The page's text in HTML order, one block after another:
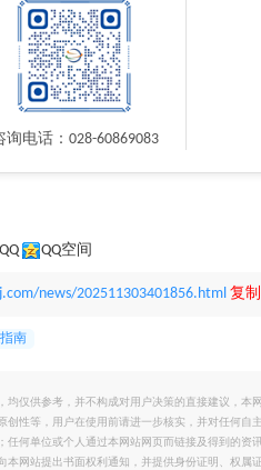
询电话：028-60869083
QQ QQ空间
news/202511303401856.html 复
南
均仅供参考，并不构成对用户决策的直接建议，
创性等，用户在使用前请进一步核实，并对任何
任何单位或个人通过本网站网页而链接及得到的
本网站提出书面权利通知，并提供身份证明、权